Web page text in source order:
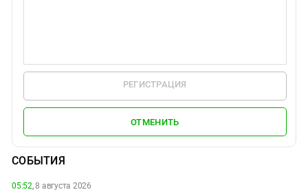
РЕГИСТРАЦИЯ
ОТМЕНИТЬ
СОБЫТИЯ
05:52,8 августа 2026